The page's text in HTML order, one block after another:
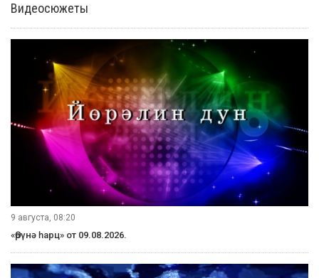
Видеосюжеты
9 августа, 08:20
«Өрүнә һарц» от 09.08.2026.